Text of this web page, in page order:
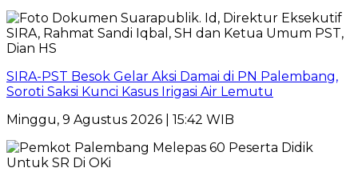
SIRA-PST Besok Gelar Aksi Damai di PN Palembang,
Soroti Saksi Kunci Kasus Irigasi Air Lemutu
Minggu, 9 Agustus 2026 | 15:42 WIB